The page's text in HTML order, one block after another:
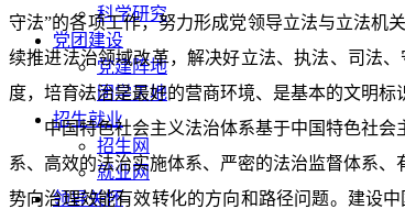
科学研究
党团建设
党建阵地
团学天地
招生就业
招生网
就业网
领导关怀
守法”的各项工作，努力形成党领导立法与立法机
续推进法治领域改革，解决好立法、执法、司法
度，培育法治是最好的营商环境、是基本的文明标
中国特色社会主义法治体系基于中国特色社
系、高效的法治实施体系、严密的法治监督体系
势向治理效能有效转化的方向和路径问题。建设